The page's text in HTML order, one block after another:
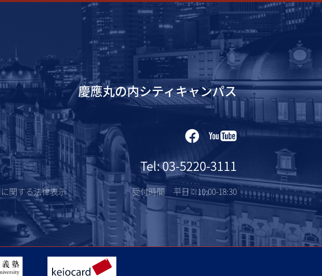
慶應丸の内シティキャンパス
関する法律表示
Tel: 03-5220-3111
受付時間 平日：10:00-18:30